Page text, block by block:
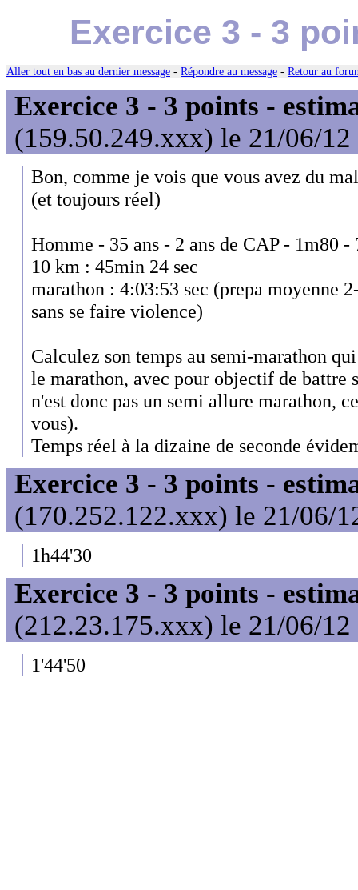
Exercice 3 - 3
Aller tout en bas au dernier message - Répondre au message - Retour au
Exercice 3 - 3 points -
(159.50.249.xxx) le 21/06/12
Bon, comme je vois que vous avez du
(et toujours réel)
Homme - 35 ans - 2 ans de CAP - 1m80
10 km : 45min 24 sec
marathon : 4:03:53 sec (prepa moyenne
sans se faire violence)
Calculez son temps au semi-marathon
le marathon, avec pour objectif de battre
n'est donc pas un semi allure marathon,
vous).
Temps réel à la dizaine de seconde
Exercice 3 - 3 points -
(170.252.122.xxx) le 21/06/
1h44'30
Exercice 3 - 3 points -
(212.23.175.xxx) le 21/06/12
1'44'50